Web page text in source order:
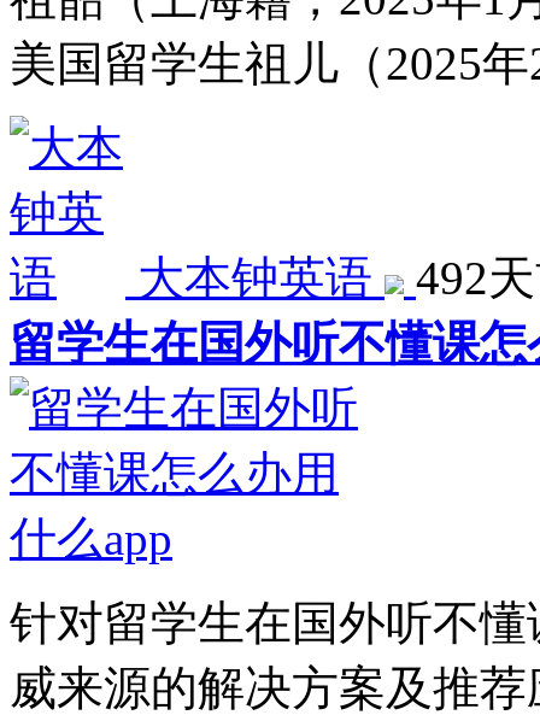
美国留学生祖儿（2025
大本钟英语
492
留学生在国外听不懂课
针对留学生在国外听不
威来源的解决方案及推